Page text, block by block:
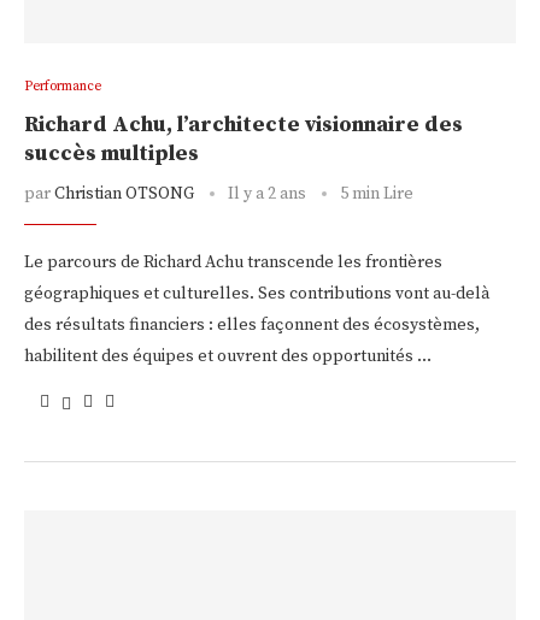
Performance
Richard Achu, l’architecte visionnaire des
succès multiples
parChristian OTSONG Il y a 2 ans 5 min Lire
Le parcours de Richard Achu transcende les frontières
géographiques et culturelles. Ses contributions vont au-delà
des résultats financiers : elles façonnent des écosystèmes,
habilitent des équipes et ouvrent des opportunités …